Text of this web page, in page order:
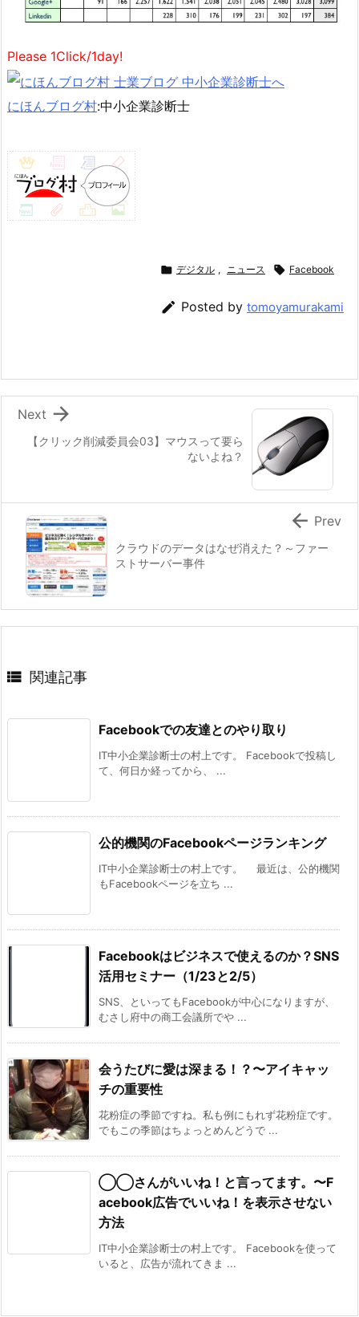
Please 1Click/1day!
にほんブログ村:中小企業診断士
 デジタル , ニュース  Facebook
 Posted by tomoyamurakami
【クリック削減委員会03】マウスって要ら
ないよね？

Next
クラウドのデータはなぜ消えた？～ファー
ストサーバー事件
 Prev
 関連記事
Facebookでの友達とのやり取り
IT中小企業診断士の村上です。 Facebookで投稿し
て、何日か経ってから、 ...
公的機関のFacebookページランキング
IT中小企業診断士の村上です。 最近は、公的機関
もFacebookページを立ち ...
Facebookはビジネスで使えるのか？SNS
活用セミナー（1/23と2/5）
SNS、といってもFacebookが中心になりますが、
むさし府中の商工会議所でや ...
会うたびに愛は深まる！？〜アイキャッ
チの重要性
花粉症の季節ですね。私も例にもれず花粉症です。
でもこの季節はちょっとめんどうで ...
◯◯さんがいいね！と言ってます。〜F
acebook広告でいいね！を表示させない
方法
IT中小企業診断士の村上です。 Facebookを使って
いると、広告が流れてきま ...